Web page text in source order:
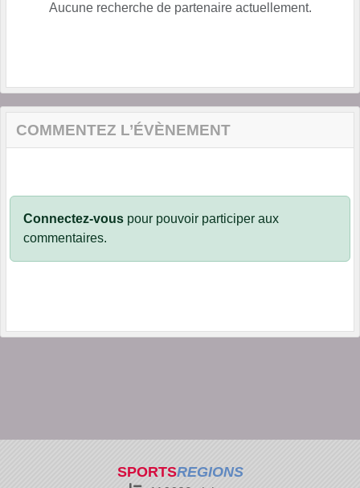
Aucune recherche de partenaire actuellement.
COMMENTEZ L’ÉVÈNEMENT
Connectez-vous pour pouvoir participer aux
commentaires.
SPORTSREGIONS